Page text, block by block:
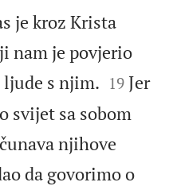
je kroz Krista
nam je povjerio
s njim. 

19 Jer
svijet sa sobom
njihove
da govorimo o